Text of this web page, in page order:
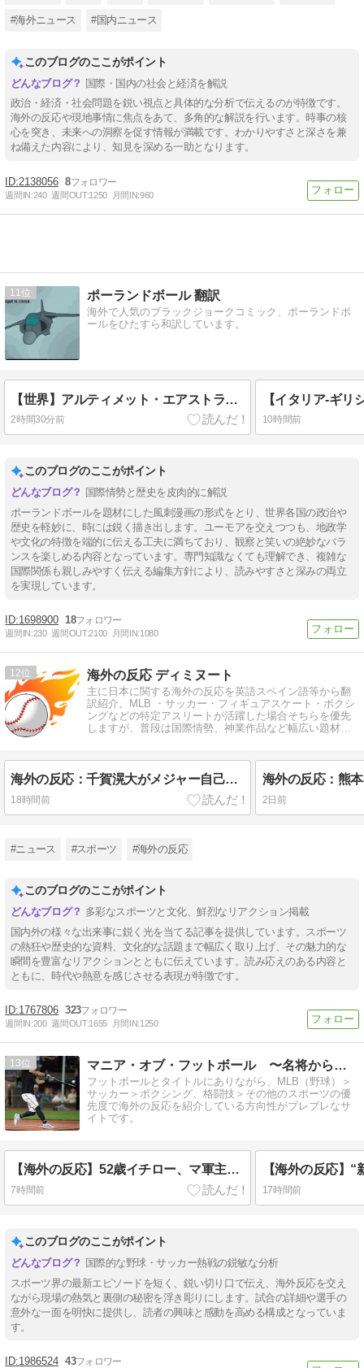
#海外ニュース #国内ニュース
このブログのここがポイント
国際・国内の社会と経済を解説
政治・経済・社会問題を鋭い視点と具体的な分析で伝えるのが特徴です。
海外の反応や現地事情に焦点をあて、多角的な解説を行います。時事の核
心を突き、未来への洞察を促す情報が満載です。わかりやすさと深さを兼
ね備えた内容により、知見を深める一助となります。
2138056 8
週間IN:240 週間OUT:1250 月間IN:960
11 ポーランドボール 翻訳
海外で人気のブラックジョークコミック、ポーランドボ
ールをひたすら和訳しています。
【世界】アルティメット・エアストライク【ポーランドボール】
2時間30分前 10時間前
このブログのここがポイント
国際情勢と歴史を皮肉的に解説
ポーランドボールを題材にした風刺漫画の形式をとり、世界各国の政治や
歴史を軽妙に、時には鋭く描き出します。ユーモアを交えつつも、地政学
や文化の特徴を端的に伝える工夫に満ちており、観察と笑いの絶妙なバラ
ンスを楽しめる内容となっています。専門知識なくても理解でき、複雑な
国際関係も親しみやすく伝える編集方針により、読みやすさと深みの両立
を実現しています。
1698900 18
週間IN:230 週間OUT:2100 月間IN:1080
12 海外の反応 ディミヌート
主に日本に関する海外の反応を英語スペイン語等から翻
訳紹介。MLB ・サッカー・フィギュアスケート・ボクシ
ングなどの特定アスリートが活躍した場合そちらを優先
しますが、普段は国際情勢、神業作品など幅広い題材を
海外の反応：千賀滉大がメジャー自己最速161キロ計測するなど2戦連続完璧救援、メッツファンからクローザー待望論も続出
18時間前 2日前
#ニュース #スポーツ #海外の反応
このブログのここがポイント
多彩なスポーツと文化、鮮烈なリアクション掲載
国内外の様々な出来事に鋭く光を当てる記事を提供しています。スポーツ
の熱狂や歴史的な資料、文化的な話題まで幅広く取り上げ、その魅力的な
瞬間を豊富なリアクションとともに伝えています。読み応えのある内容と
ともに、時代や熱意を感じさせる表現が特徴です。
1767806 323
週間IN:200 週間OUT:1655 月間IN:1250
13 マニア・オブ・フットボール 〜名将からの提言〜
フットボールとタイトルにありながら、MLB（野球）＞
サッカー＞ボクシング、格闘技＞その他のスポーツの優
先度で海外の反応を紹介している方向性がブレブレなサ
イトです。
【海外の反応】52歳イチロー、マ軍主催のホームラン競争で柵越えを連発「現役時代の噂は本当だったんだな…」
7時間前 17時間前
このブログのここがポイント
国際的な野球・サッカー熱戦の鋭敏な分析
スポーツ界の最新エピソードを短く、鋭い切り口で伝え、海外反応を交え
ながら現場の熱気と裏側の秘密を浮き彫りにします。試合の詳細や選手の
意外な一面を明快に提供し、読者の興味と感動を高める構成となっていま
す。
1986524 43